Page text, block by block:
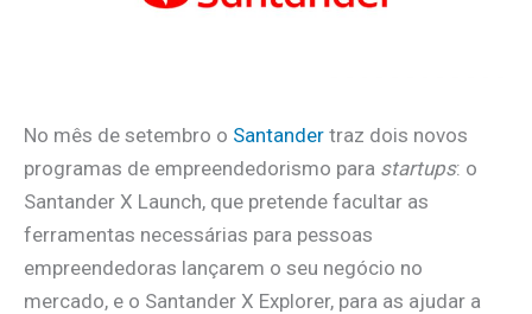
No mês de setembro o Santander traz dois novos
programas de empreendedorismo para startups: o
Santander X Launch, que pretende facultar as
ferramentas necessárias para pessoas
empreendedoras lançarem o seu negócio no
mercado, e o Santander X Explorer, para as ajudar a